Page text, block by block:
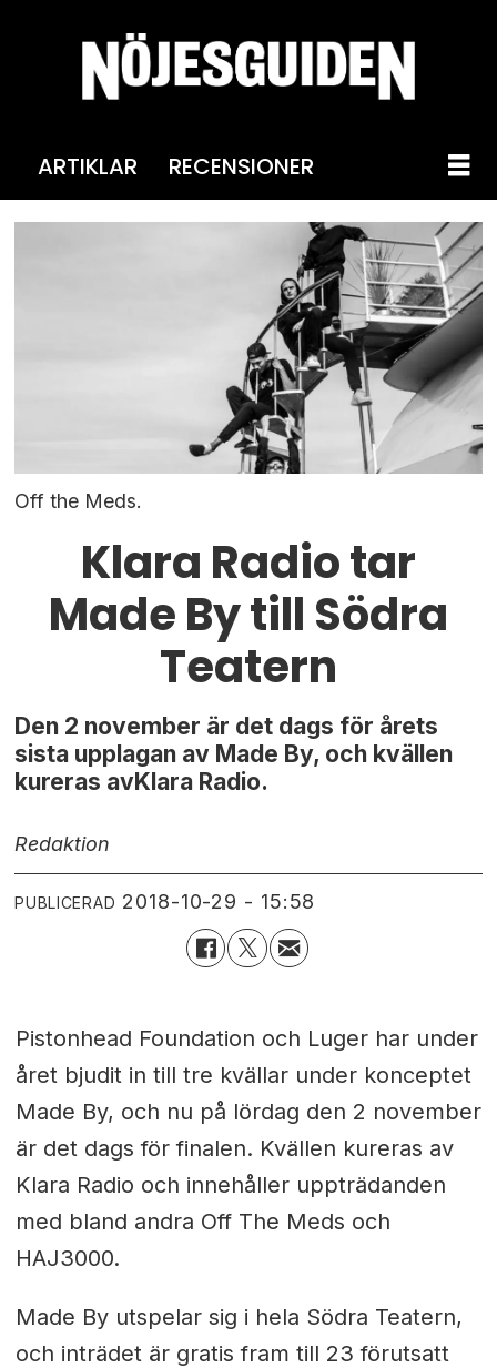
ARTIKLAR RECENSIONER
Off the Meds.
Klara Radio tar
Made By till Södra
Teatern
Den 2 november är det dags för årets
sista upplagan av Made By, och kvällen
kureras avKlara Radio.
Redaktion
PUBLICERAD 2018-10-29 - 15:58
Pistonhead Foundation och Luger har under
året bjudit in till tre kvällar under konceptet
Made By, och nu på lördag den 2 november
är det dags för finalen. Kvällen kureras av
Klara Radio och innehåller uppträdanden
med bland andra Off The Meds och
HAJ3000.
Made By utspelar sig i hela Södra Teatern,
och inträdet är gratis fram till 23 förutsatt